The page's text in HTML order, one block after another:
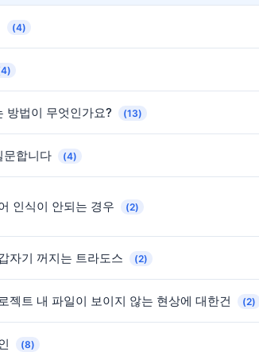
(4)
방법이 무엇인가요? (13)
문합니다 (4)
인식이 안되는 경우 (2)
자기 꺼지는 트라도스 (2)
젝트 내 파일이 보이지 않는 현상에 대한건 (2)
(8)